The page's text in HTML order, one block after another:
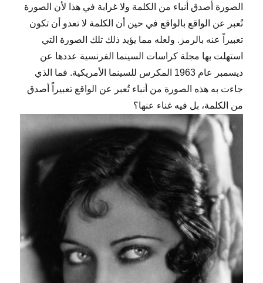
الصورة أصدق أنباء من الكلمة ولا غرابة في هذا لأن الصورة
تُعبر عن الواقع بالواقع في حين أن الكلمة لا تعدو أن تكون
تعبيراً عنه بالرمز. ولعله مما يؤيد ذلك تلك الصورة التي
استهلت بها مجلة كراسات السينما الفرنسية عددها عن
ديسمبر عام 1963 المكرس للسينما الأمريكية. فما الذي
جاءت به هذه الصورة من أنباء تُعبر عن الواقع تعبيراً أصدق
من الكلمة، بل فيه غناء عنها؟